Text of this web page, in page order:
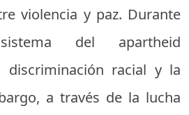
violencia y paz. Durante
del apartheid
discriminación racial y la
a través de la lucha